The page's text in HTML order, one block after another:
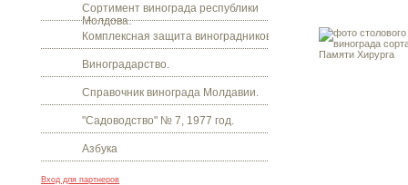
Сортимент винограда республики
Молдова.
Комплексная защита виноградников.
Виноградарство.
Справочник винограда Молдавии.
"Садоводство" № 7, 1977 год.
Азбука
Вход для партнеров